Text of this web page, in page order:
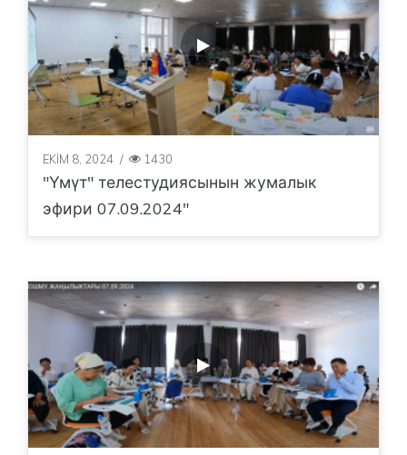
EKIM 8, 2024 / 1430
"Үмүт" телестудиясынын жумалык
эфири 07.09.2024"